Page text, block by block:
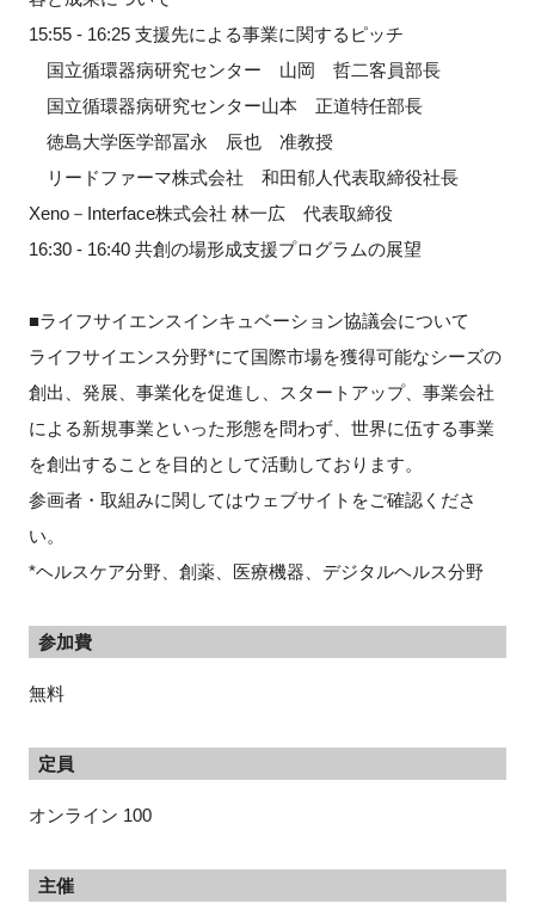
15:55 - 16:25 支援先による事業に関するピッチ
国立循環器病研究センター 山岡 哲二客員部長
国立循環器病研究センター山本 正道特任部長
徳島大学医学部冨永 辰也 准教授
リードファーマ株式会社 和田郁人代表取締役社長
Xeno－Interface株式会社 林一広 代表取締役
16:30 - 16:40 共創の場形成支援プログラムの展望
■ライフサイエンスインキュベーション協議会について
ライフサイエンス分野*にて国際市場を獲得可能なシーズの
創出、発展、事業化を促進し、スタートアップ、事業会社
による新規事業といった形態を問わず、世界に伍する事業
を創出することを目的として活動しております。
参画者・取組みに関してはウェブサイトをご確認くださ
い。
*ヘルスケア分野、創薬、医療機器、デジタルヘルス分野
参加費
無料
定員
オンライン 100
主催